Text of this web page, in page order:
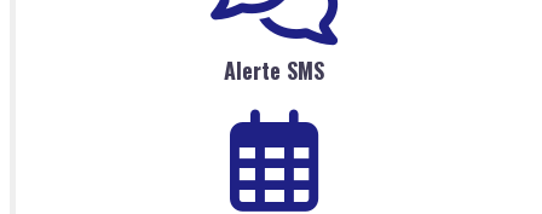
Alerte SMS